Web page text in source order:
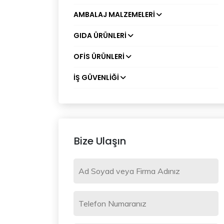
AMBALAJ MALZEMELERI
GIDA ÜRÜNLERI
OFIS ÜRÜNLERI
İŞ GÜVENLIĞI
Bize Ulaşın